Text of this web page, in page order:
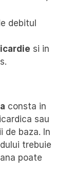
debitul
si in
consta in
sau
de baza. In
trebuie
poate